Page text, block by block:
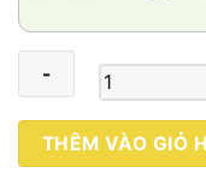
hoa
THÊM VÀO GIỎ